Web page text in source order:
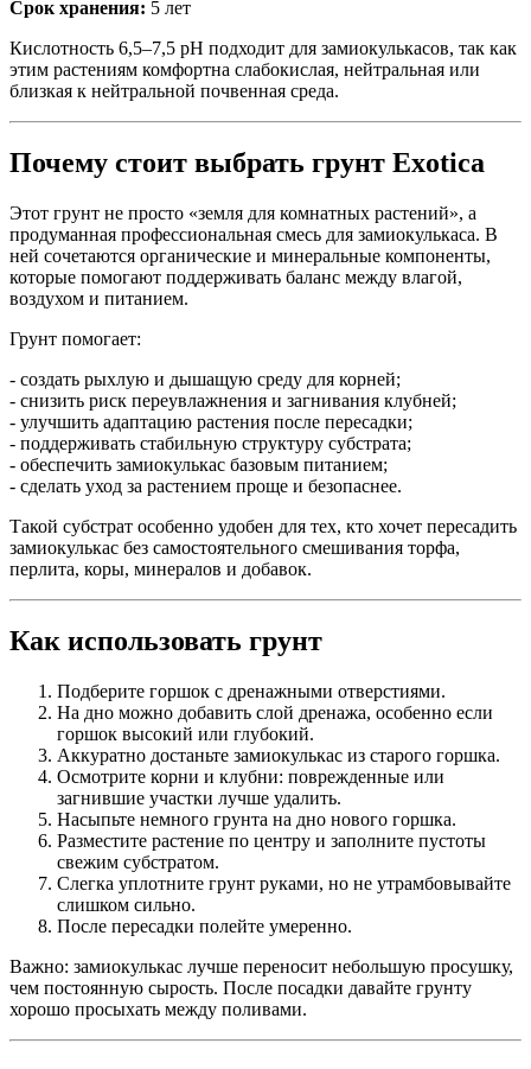
Срок хранения: 5 лет
Кислотность 6,5–7,5 pH подходит для замиокулькасов, так как
этим растениям комфортна слабокислая, нейтральная или
близкая к нейтральной почвенная среда.
Почему стоит выбрать грунт Exotica
Этот грунт не просто «земля для комнатных растений», а
продуманная профессиональная смесь для замиокулькаса. В
ней сочетаются органические и минеральные компоненты,
которые помогают поддерживать баланс между влагой,
воздухом и питанием.
Грунт помогает:
- создать рыхлую и дышащую среду для корней;
- снизить риск переувлажнения и загнивания клубней;
- улучшить адаптацию растения после пересадки;
- поддерживать стабильную структуру субстрата;
- обеспечить замиокулькас базовым питанием;
- сделать уход за растением проще и безопаснее.
Такой субстрат особенно удобен для тех, кто хочет пересадить
замиокулькас без самостоятельного смешивания торфа,
перлита, коры, минералов и добавок.
Как использовать грунт
Подберите горшок с дренажными отверстиями.
На дно можно добавить слой дренажа, особенно если
горшок высокий или глубокий.
Аккуратно достаньте замиокулькас из старого горшка.
Осмотрите корни и клубни: поврежденные или
загнившие участки лучше удалить.
Насыпьте немного грунта на дно нового горшка.
Разместите растение по центру и заполните пустоты
свежим субстратом.
Слегка уплотните грунт руками, но не утрамбовывайте
слишком сильно.
После пересадки полейте умеренно.
Важно: замиокулькас лучше переносит небольшую просушку,
чем постоянную сырость. После посадки давайте грунту
хорошо просыхать между поливами.